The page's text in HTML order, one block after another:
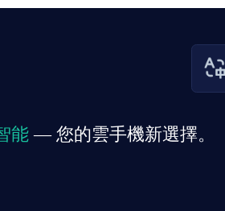
能— 您的雲手機新選擇。